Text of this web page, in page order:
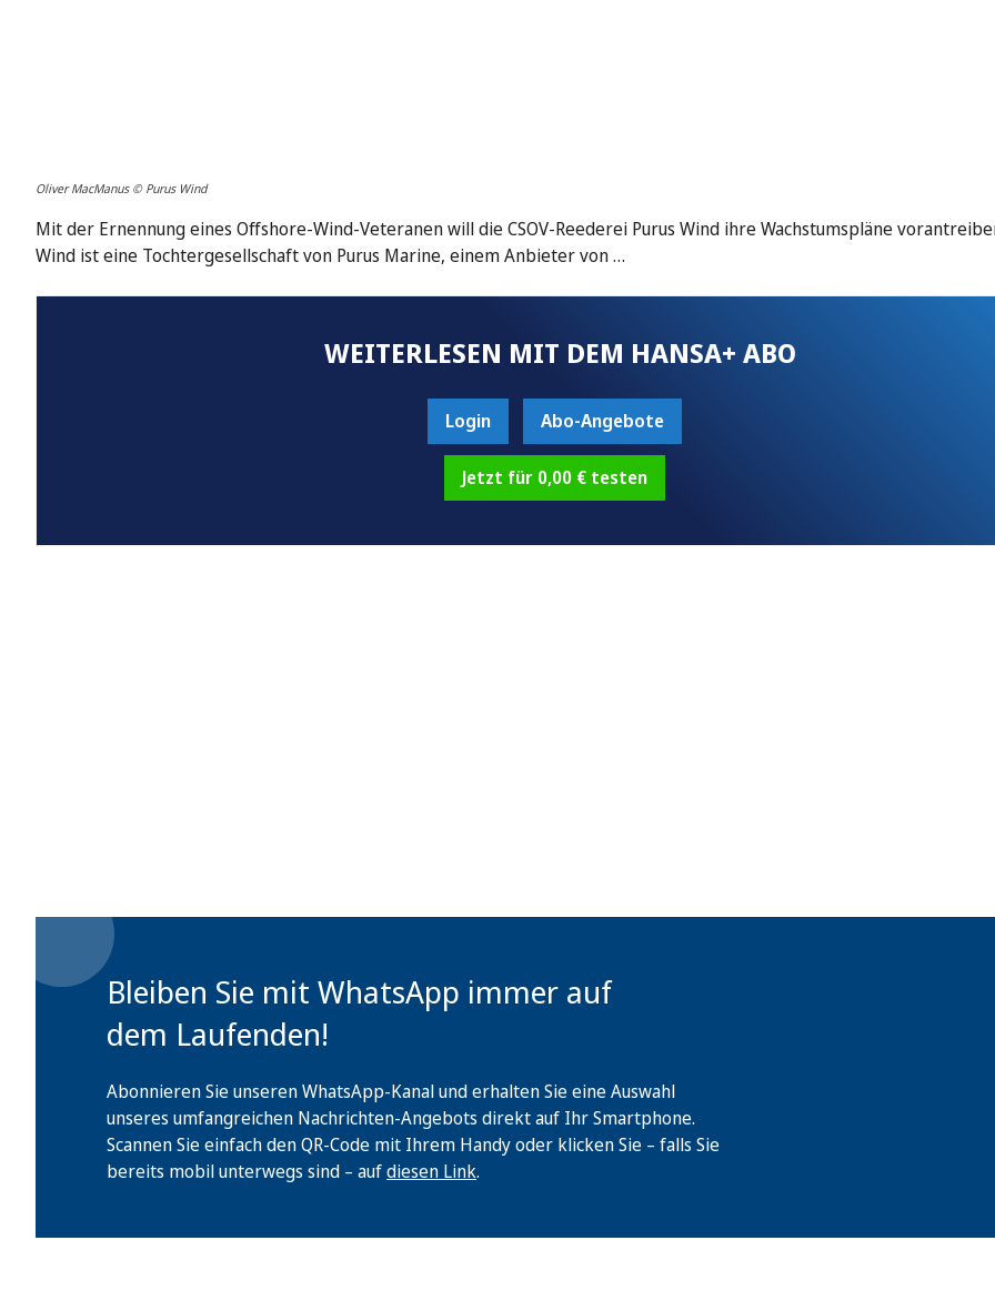
Oliver MacManus © Purus Wind
Mit der Ernennung eines Offshore-Wind-Veteranen will die CSOV-Reederei Purus Wind ihre Wachstumspläne
Wind ist eine Tochtergesellschaft von Purus Marine, einem Anbieter von …
WEITERLESEN MIT DEM HANSA+ ABO
Login Abo-Angebote
Jetzt für 0,00 € testen
Bleiben Sie mit WhatsApp immer auf
dem Laufenden!
Abonnieren Sie unseren WhatsApp-Kanal und erhalten Sie eine Auswahl
unseres umfangreichen Nachrichten-Angebots direkt auf Ihr Smartphone.
Scannen Sie einfach den QR-Code mit Ihrem Handy oder klicken Sie – falls Sie
bereits mobil unterwegs sind – aufdiesen Link.